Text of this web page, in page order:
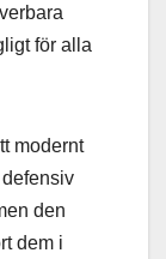
för alla
modernt
den
dem i